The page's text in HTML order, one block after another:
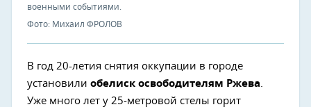
военными событиями.
Фото: Михаил ФРОЛОВ
В год 20-летия снятия оккупации в городе
установили обелиск освободителям Ржева.
Уже много лет у 25-метровой стелы горит